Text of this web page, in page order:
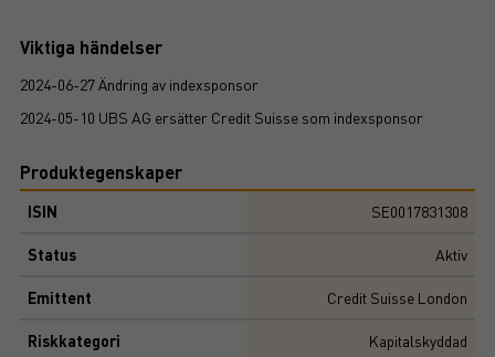
Viktiga händelser
2024-06-27 Ändring av indexsponsor
2024-05-10 UBS AG ersätter Credit Suisse som indexsponsor
Produktegenskaper
ISIN SE0017831308
Status Aktiv
Emittent Credit Suisse London
Riskkategori Kapitalskyddad